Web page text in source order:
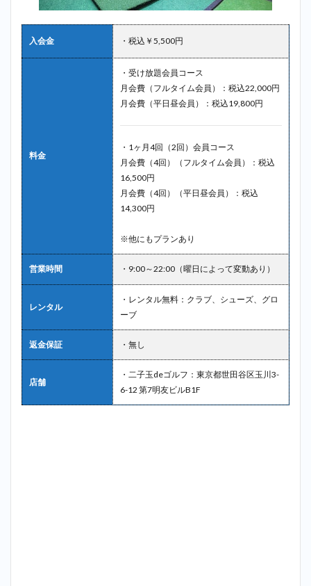
6位：
フセ
ンタ
ー＿
奥沢
2.7
ゴル
フス
タジ
オ＿
奥沢
2.8
ニュ
ー成
城ゴ
ター
沢
成城
ゴル
フク
入会金 ・税込￥5,500円
料金
・受け放題会員コース
月会費（フルタイム会員）：税込22,000円
月会費（平日昼会員）：税込19,800円
・1ヶ月4回（2回）会員コース
月会費（4回）（フルタイム会員）：税込
16,500円
月会費（4回）（平日昼会員）：税込
14,300円
※他にもプランあり
営業時間 ・9:00～22:00（曜日によって変動あり）
レンタル
・レンタル無料：クラブ、シューズ、グロ
ーブ
返金保証 ・無し
店舗
・二子玉deゴルフ：東京都世田谷区玉川3-
6-12 第7明友ビルB1F